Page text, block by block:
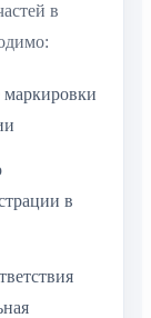
в
маркировки
в